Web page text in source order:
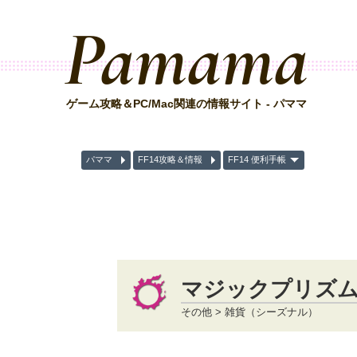
Pamama
ゲーム攻略＆PC/Mac関連の情報サイト - パママ
パママ FF14攻略＆情報 FF14 便利手帳
マジックプリズ
その他 > 雑貨（シーズナル）